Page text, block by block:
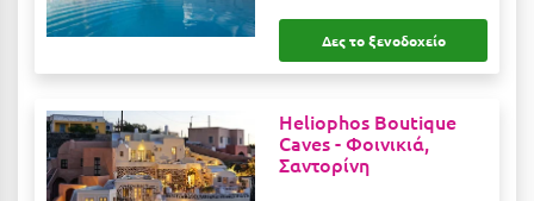
Μεθώνη
Μεσολόγγι
Μεσσηνία
Μετέωρα
Δες το ξενοδοχείο
Heliophos Boutique
Caves -Φοινικιά,
Σαντορίνη